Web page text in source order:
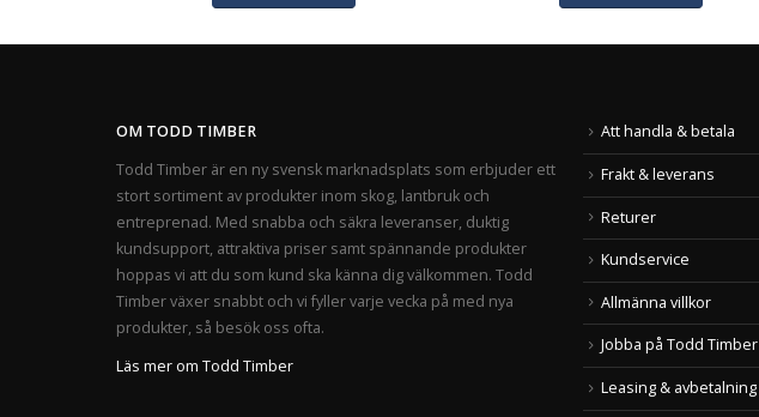
OM TODD TIMBER
Todd Timber är en ny svensk marknadsplats som erbjuder ett
stort sortiment av produkter inom skog, lantbruk och
entreprenad. Med snabba och säkra leveranser, duktig
kundsupport, attraktiva priser samt spännande produkter
hoppas vi att du som kund ska känna dig välkommen. Todd
Timber växer snabbt och vi fyller varje vecka på med nya
produkter, så besök oss ofta.
Läs mer om Todd Timber
Att handla & betala
Frakt & leverans
Returer
Kundservice
Allmänna villkor
Jobba på Todd Timber
Leasing & avbetalning